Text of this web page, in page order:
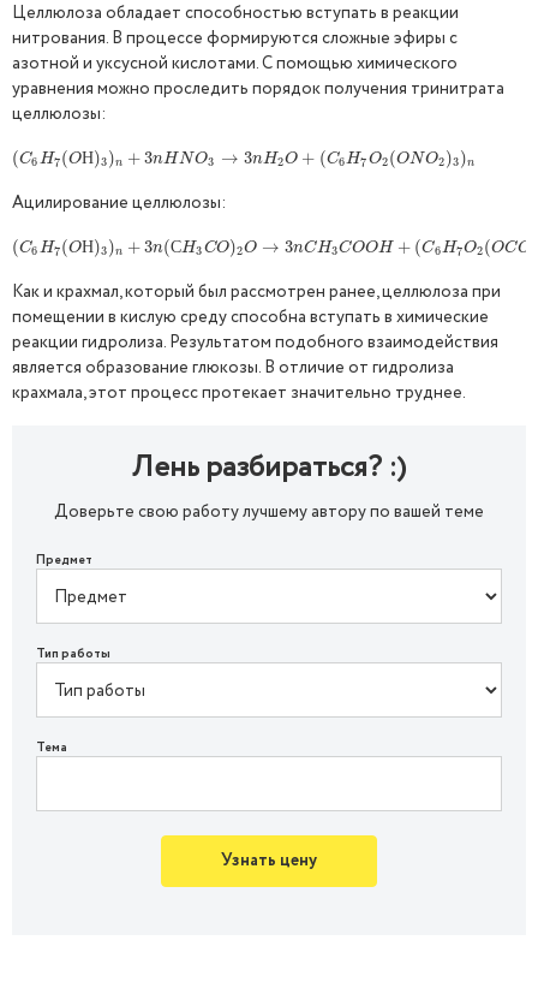
Целлюлоза обладает способностью вступать в реакции
нитрования. В процессе формируются сложные эфиры с
азотной и уксусной кислотами. С помощью химического
уравнения можно проследить порядок получения тринитрата
целлюлозы:
(C6H7(OН)3)n +3nHNO3 → 3nH2O + (C6H7O2(ONO2)3)n
(C6H7(OН)3)n +3nHNO3→3 nH 2O+(C6 H7O2(ONO2)3)n
Ацилирование целлюлозы:
(C6H7(OН)3)n +3n(СH3CO)2O → 3nCH3COOH + (C6H7O2(OCO
(C6H7(OН)3)n +3n(СH3CO)2O→3 nC H3COOH+(C6H7 O2(OCOCH3)3
Как и крахмал, который был рассмотрен ранее, целлюлоза при
помещении в кислую среду способна вступать в химические
реакции гидролиза. Результатом подобного взаимодействия
является образование глюкозы. В отличие от гидролиза
крахмала, этот процесс протекает значительно труднее.
Лень разбираться? :)
Доверьте свою работу лучшему автору по вашей теме
Предмет
Тип работы
Тема
Узнать цену